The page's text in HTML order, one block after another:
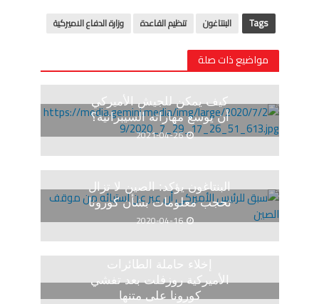
Tags البنتاغون تنظيم القاعدة وزارة الدفاع الاميركية
مواضيع ذات صلة
كيف يمكن للجيش الأميركي
أن يوسع مهاراته السيبرانية؟
2021-04-26
البنتاغون يؤكد: الصين لا تزال
تحجب معلومات بشأن كورونا
2020-04-16
إخلاء حاملة الطائرات
الأميركية روزفلت بعد تفشي
كورونا على متنها